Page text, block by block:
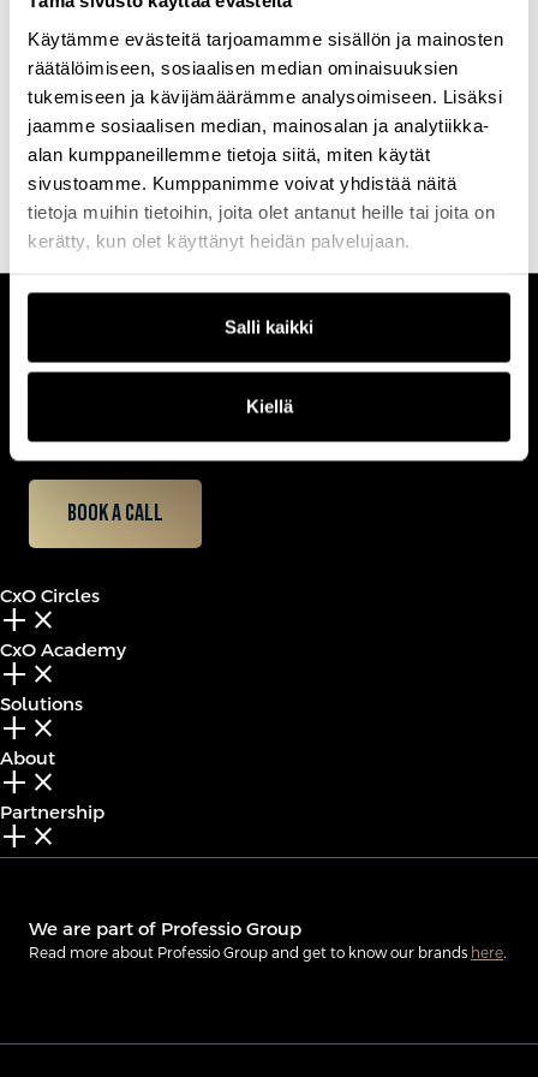
Käytämme evästeitä tarjoamamme sisällön ja mainosten
räätälöimiseen, sosiaalisen median ominaisuuksien
tukemiseen ja kävijämäärämme analysoimiseen. Lisäksi
jaamme sosiaalisen median, mainosalan ja analytiikka-
alan kumppaneillemme tietoja siitä, miten käytät
sivustoamme. Kumppanimme voivat yhdistää näitä
tietoja muihin tietoihin, joita olet antanut heille tai joita on
kerätty, kun olet käyttänyt heidän palvelujaan.
Salli kaikki
Kiellä
sairaanhoitajana kotihoidossa julkisella sektorilla. Nykyisin hän
tutkii ikääntyneiden yksilöllisyyttä ja yksilöllistä kotihoitoa
hoitotieteen alan väitöstutkimuksessaan. Hän työskentelee
lehtorina ikäosaamiseen liittyvissä AMK- ja YAMK-
koulutusohjelmissa ja on mukana erilaisissa vanhustyön ja
koulutuksen kehittämishankkeissa. Hän on jäsenenä Hotus-
työryhmässä, jossa laaditaan hoitosuositusta ikääntyneiden
toimijuutta ja kuntoutumista tukevasta kotihoidosta.
Keilaranta 1 A, 02150 Espoo
Book a call
CxO Circles
add_2 close
CxO Academy
add_2 close
Solutions
add_2 close
About
add_2 close
Partnership
add_2 close
We are part of Professio Group
Read more about Professio Group and get to know our brands here.